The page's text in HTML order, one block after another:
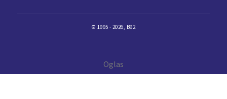
© 1995 - 2026, B92